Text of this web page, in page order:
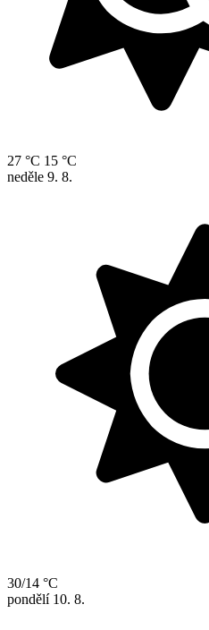
27 °C 15 °C
neděle 9. 8.
30/14 °C
pondělí 10. 8.